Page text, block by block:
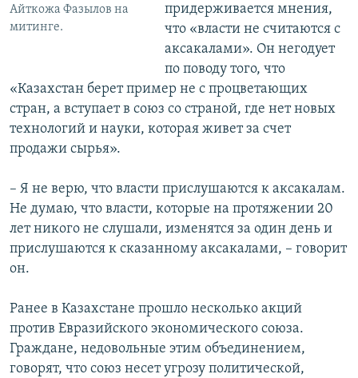
Айткожа Фазылов на
митинге.
придерживается мнения,
что «власти не считаются с
аксакалами». Он негодует
по поводу того, что
«Казахстан берет пример не с процветающих
стран, а вступает в союз со страной, где нет новых
технологий и науки, которая живет за счет
продажи сырья».
– Я не верю, что власти прислушаются к аксакалам.
Не думаю, что власти, которые на протяжении 20
лет никого не слушали, изменятся за один день и
прислушаются к сказанному аксакалами, – говорит
он.
Ранее в Казахстане прошло несколько акций
против Евразийского экономического союза.
Граждане, недовольные этим объединением,
говорят, что союз несет угрозу политической,